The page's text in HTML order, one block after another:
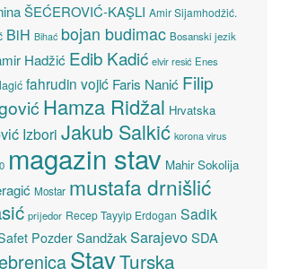
ŠEĆEROVIĆ-KAŞLI Amir Sijamhodžić.
BiH Bihać bojan budimac Bosanski jezik
Hadžić Edib Kadić elvir resić Enes
fahrudin vojić Faris Nanić Filip
Hamza Ridžal Hrvatska
Izbori Jakub Salkić korona virus
magazin stav Mahir Sokolija
Mostar mustafa drnišlić
prijedor Recep Tayyip Erdogan Sadik
Pozder SandžakSarajevoSDA
StavTurska